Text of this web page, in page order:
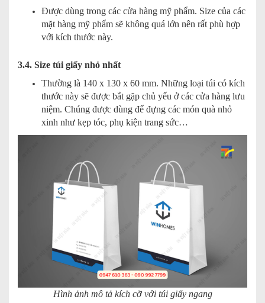
Được dùng trong các cửa hàng mỹ phẩm. Size của các
mặt hàng mỹ phẩm sẽ không quá lớn nên rất phù hợp
với kích thước này.
3.4. Size túi giấy nhỏ nhất
Thường là 140 x 130 x 60 mm. Những loại túi có kích
thước này sẽ được bắt gặp chủ yếu ở các cửa hàng lưu
niệm. Chúng được dùng để đựng các món quà nhỏ
xinh như kẹp tóc, phụ kiện trang sức…
Hình ảnh mô tả kích cỡ với túi giấy ngang